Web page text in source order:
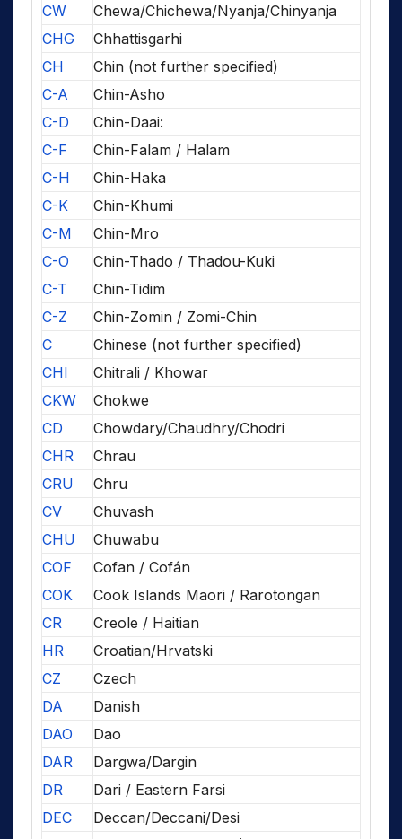
CW
Chewa/Chichewa/Nyanja/Chinyanja
CHG
Chhattisgarhi
CH
Chin (not further specified)
C-A
Chin-Asho
C-D
Chin-Daai:
C-F
Chin-Falam / Halam
C-H
Chin-Haka
C-K
Chin-Khumi
C-M
Chin-Mro
C-O
Chin-Thado / Thadou-Kuki
C-T
Chin-Tidim
C-Z
Chin-Zomin / Zomi-Chin
C
Chinese (not further specified)
CHI
Chitrali / Khowar
CKW
Chokwe
CD
Chowdary/Chaudhry/Chodri
CHR
Chrau
CRU
Chru
CV
Chuvash
CHU
Chuwabu
COF
Cofan / Cofán
COK
Cook Islands Maori / Rarotongan
CR
Creole / Haitian
HR
Croatian/Hrvatski
CZ
Czech
DA
Danish
DAO
Dao
DAR
Dargwa/Dargin
DR
Dari / Eastern Farsi
DEC
Deccan/Deccani/Desi